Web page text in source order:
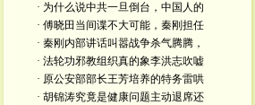
· 为什么说中共一旦倒台，中国人的
· 傅晓田当间谍不大可能，秦刚担任
· 秦刚内部讲话叫嚣战争杀气腾腾，
· 法轮功邪教组织真的象李洪志吹嘘
· 原公安部部长王芳培养的特务雷哄
· 胡锦涛究竟是健康问题主动退席还